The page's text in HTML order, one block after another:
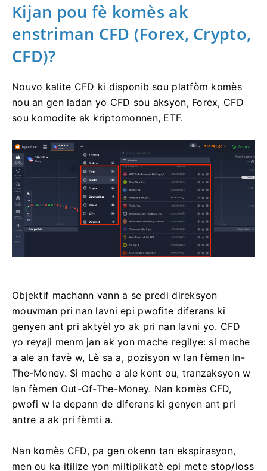
Kijan pou fè komès ak
enstriman CFD (Forex, Crypto,
CFD)?
Nouvo kalite CFD ki disponib sou platfòm komès
nou an gen ladan yo CFD sou aksyon, Forex, CFD
sou komodite ak kriptomonnen, ETF.
Objektif machann vann a se predi direksyon
mouvman pri nan lavni epi pwofite diferans ki
genyen ant pri aktyèl yo ak pri nan lavni yo. CFD
yo reyaji menm jan ak yon mache regilye: si mache
a ale an favè w, Lè sa a, pozisyon w lan fèmen In-
The-Money. Si mache a ale kont ou, tranzaksyon w
lan fèmen Out-Of-The-Money. Nan komès CFD,
pwofi w la depann de diferans ki genyen ant pri
antre a ak pri fèmti a.
Nan komès CFD, pa gen okenn tan ekspirasyon,
men ou ka itilize yon miltiplikatè epi mete stop/loss